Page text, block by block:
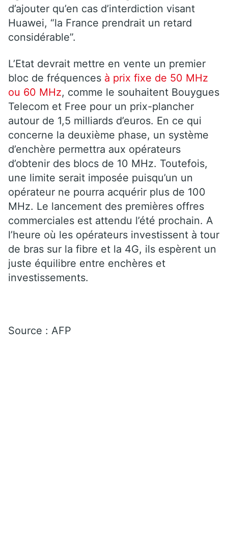
d’ajouter qu’en cas d’interdiction visant
Huawei, “la France prendrait un retard
considérable”.
L’Etat devrait mettre en vente un premier
bloc de fréquences à prix fixe de 50 MHz
ou 60 MHz, comme le souhaitent Bouygues
Telecom et Free pour un prix-plancher
autour de 1,5 milliards d’euros. En ce qui
concerne la deuxième phase, un système
d’enchère permettra aux opérateurs
d’obtenir des blocs de 10 MHz. Toutefois,
une limite serait imposée puisqu’un un
opérateur ne pourra acquérir plus de 100
MHz. Le lancement des premières offres
commerciales est attendu l’été prochain. A
l’heure où les opérateurs investissent à tour
de bras sur la fibre et la 4G, ils espèrent un
juste équilibre entre enchères et
investissements.
Source : AFP